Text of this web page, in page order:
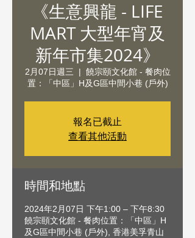
《生意興龍 - LIFE
MART 大型年宵及
新年市集2024》
2月07日週三
  |
饒宗頤文化館 - 餐肉位
置：「中區」H及G區中間小巷 (戶外)
報名已截止
查看其他活動
時間和地點
2024年2月07日 下午1:00 – 下午8:30
饒宗頤文化館 - 餐肉位置：「中區」H
及G區中間小巷 (戶外), 香港美孚青山